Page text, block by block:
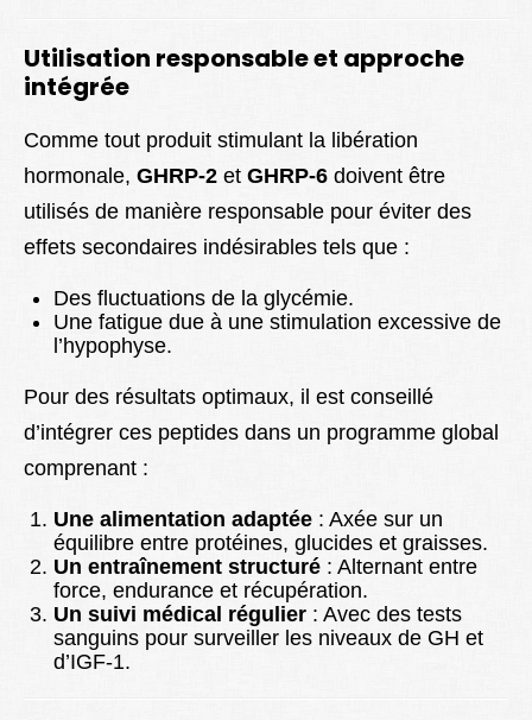
Utilisation responsable et approche
intégrée
Comme tout produit stimulant la libération
hormonale, GHRP-2 et GHRP-6 doivent être
utilisés de manière responsable pour éviter des
effets secondaires indésirables tels que :
Des fluctuations de la glycémie.
Une fatigue due à une stimulation excessive de
l’hypophyse.
Pour des résultats optimaux, il est conseillé
d’intégrer ces peptides dans un programme global
comprenant :
Une alimentation adaptée : Axée sur un
équilibre entre protéines, glucides et graisses.
Un entraînement structuré : Alternant entre
force, endurance et récupération.
Un suivi médical régulier : Avec des tests
sanguins pour surveiller les niveaux de GH et
d’IGF-1.